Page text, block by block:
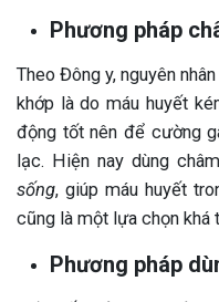
Phương pháp
Theo Đông y, nguyên
khớp là do máu huyết
động tốt nên để cường
lạc. Hiện nay dùng
sống, giúp máu huyết
cũng là một lựa chọn khá
Phương pháp